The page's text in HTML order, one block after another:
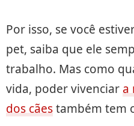
Por isso, se você
pet, saiba que ele
trabalho. Mas como
vida, poder vivenciar a
dos cãestambém tem